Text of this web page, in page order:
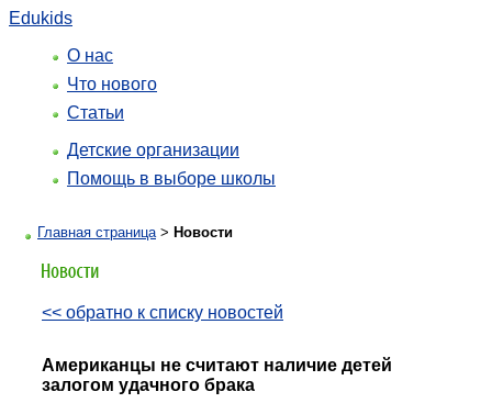
Edukids
О нас
Что нового
Статьи
Детские организации
Помощь в выборе школы
Главная страница> Новости
<< обратно к списку новостей
Американцы не считают наличие детей
залогом удачного брака